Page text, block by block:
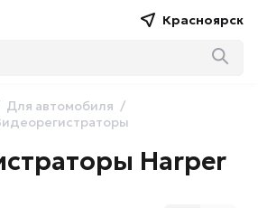
Красноярск
Для автомобиля
Harper